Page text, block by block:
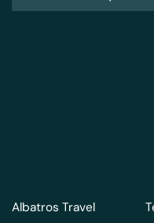
Albatros Travel